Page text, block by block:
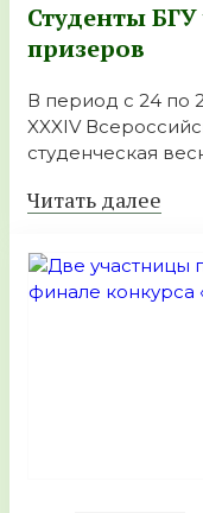
Студенты
призеров
В период с 24 по
XXXIV
студенческая
Читать далее